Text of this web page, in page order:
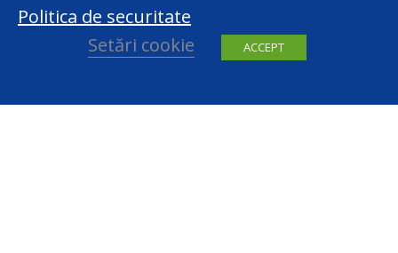
Politica de securitate
Setări cookie
ACCEPT